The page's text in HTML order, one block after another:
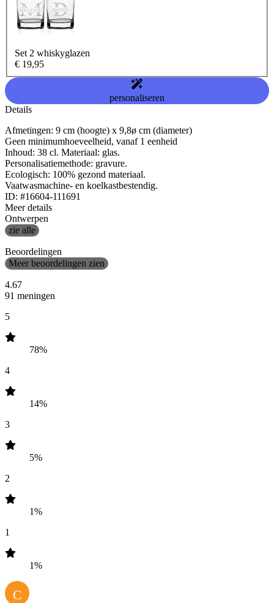
Set 2 whiskyglazen
€ 19,95
personaliseren
Details
Afmetingen: 9 cm (hoogte) x 9,8ø cm (diameter)
Geen minimumhoeveelheid, vanaf 1 eenheid
Inhoud: 38 cl. Materiaal: glas.
Personalisatiemethode: gravure.
Ecologisch: 100% gezond materiaal.
Vaatwasmachine- en koelkastbestendig.
ID: #16604-111691
Meer details
Ontwerpen
zie alle
Beoordelingen
Meer beoordelingen zien
4.67
91 meningen
5
78%
4
14%
3
5%
2
1%
1
1%
C